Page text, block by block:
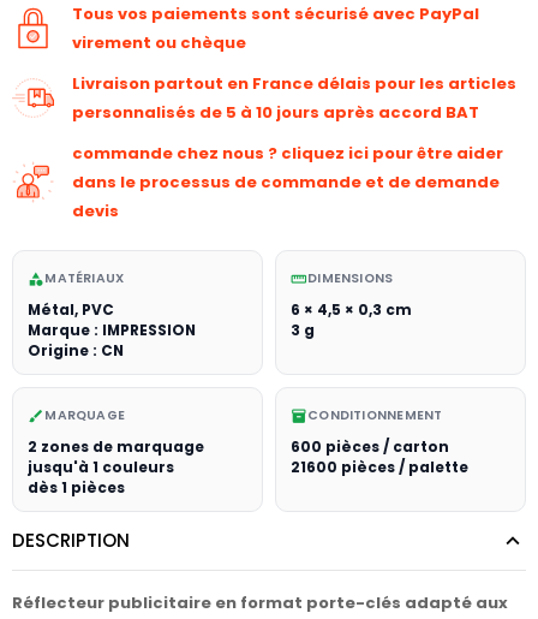
Tous vos paiements sont sécurisé avec PayPal
virement ou chèque
Livraison partout en France délais pour les articles
personnalisés de 5 à 10 jours après accord BAT
commande chez nous ? cliquez ici pour être aider
dans le processus de commande et de demande
devis
categoryMATÉRIAUX
Métal, PVC
Marque : IMPRESSION
Origine : CN
straightenDIMENSIONS
6 × 4,5 × 0,3 cm
3 g
brush MARQUAGE
2 zones de marquage
jusqu'à 1 couleurs
dès 1 pièces
inventory_2CONDITIONNEMENT
600 pièces / carton
21600 pièces / palette
DESCRIPTION
Réflecteur publicitaire en format porte-clés adapté aux